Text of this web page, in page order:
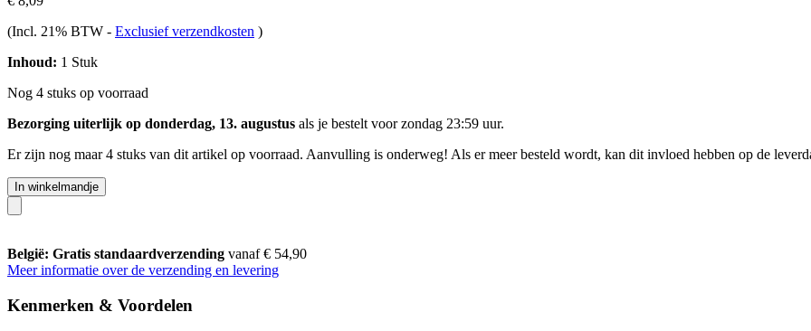
(Incl. 21% BTW - Exclusief verzendkosten )
Inhoud: 1 Stuk
Nog 4 stuks op voorraad
Bezorging uiterlijk op donderdag, 13. augustus als je bestelt voorzondag 23:59 uur.
Er zijn nog maar 4 stuks van dit artikel op voorraad. Aanvulling is onderweg! Als er meer besteld wordt, kan dit invloed hebben op de
In winkelmandje
België: Gratis standaardverzending vanaf € 54,90
Meer informatie over de verzending en levering
Kenmerken & Voordelen